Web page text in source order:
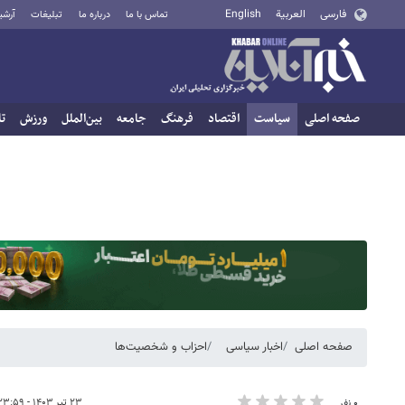
فارسی العربية English تماس با ما درباره ما تبلیغات
صفحه اصلی سیاست اقتصاد فرهنگ جامعه بین‌الملل ورزش
صفحه اصلی اخبار سیاسی احزاب و شخصیت‌ها